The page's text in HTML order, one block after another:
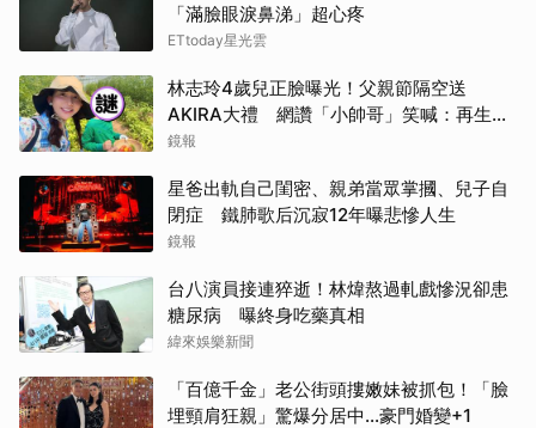
「滿臉眼淚鼻涕」超心疼
ETtoday星光雲
林志玲4歲兒正臉曝光！父親節隔空送
AKIRA大禮 網讚「小帥哥」笑喊：再生一
個
鏡報
星爸出軌自己閨密、親弟當眾掌摑、兒子自
閉症 鐵肺歌后沉寂12年曝悲慘人生
鏡報
台八演員接連猝逝！林煒熬過軋戲慘況卻患
糖尿病 曝終身吃藥真相
緯來娛樂新聞
「百億千金」老公街頭摟嫩妹被抓包！「臉
埋頸肩狂親」驚爆分居中...豪門婚變+1